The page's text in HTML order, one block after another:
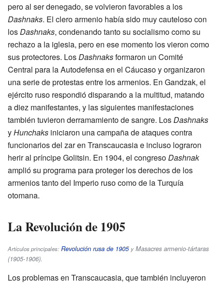
pero al ser denegado, se volvieron favorables a los
Dashnaks. El clero armenio había sido muy cauteloso con
losDashnaks, condenando tanto su socialismo como su
rechazo a la iglesia, pero en ese momento los vieron como
sus protectores. LosDashnaksformaron un Comité
Central para la Autodefensa en el Cáucaso y organizaron
una serie de protestas entre los armenios. En Gandzak, el
ejército ruso respondió disparando a la multitud, matando
a diez manifestantes, y las siguientes manifestaciones
también tuvieron derramamiento de sangre. LosDashnaks
yHunchaks iniciaron una campaña de ataques contra
funcionarios del zar en Transcaucasia e incluso lograron
herir al príncipe Golitsin. En 1904, el congresoDashnak
amplió su programa para proteger los derechos de los
armenios tanto del Imperio ruso como de la Turquía
otomana.
La Revolución de 1905
Artículos principales: Revolución rusa de 1905 y Masacres armenio-tártaras
(1905-1906).
Los problemas en Transcaucasia, que también incluyeron